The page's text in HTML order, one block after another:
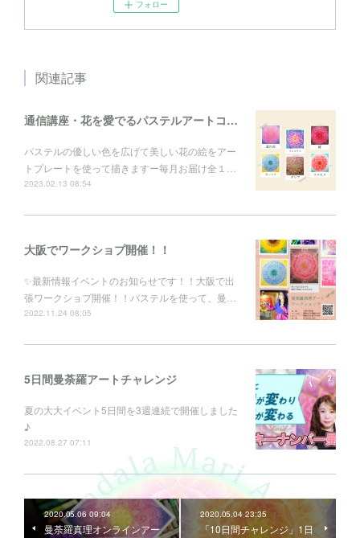
フォロー
関連記事
通信講座・花を愛でるパステルアートコレクション
パステルの優しい色を広げて美しい花の絵をアー
トプレートを使って描きますー毎月お届け全１…
2023.02.13 08:54
大阪でワークショプ開催！！
✨最新情報イベントのお知らせです！！大阪で出
張ワークショプ開催！！パステルを使って、曼…
2022.11.24 08:05
5日間曼荼羅アートチャレンジ
夏の大大イベント5日間を3週連続で開催しました
♪
2022.08.27 07:11
2020.05.06 09:04
曼荼羅真理オンラインアー
2020.05.04 23:35
「10日間チャレンジ」1日